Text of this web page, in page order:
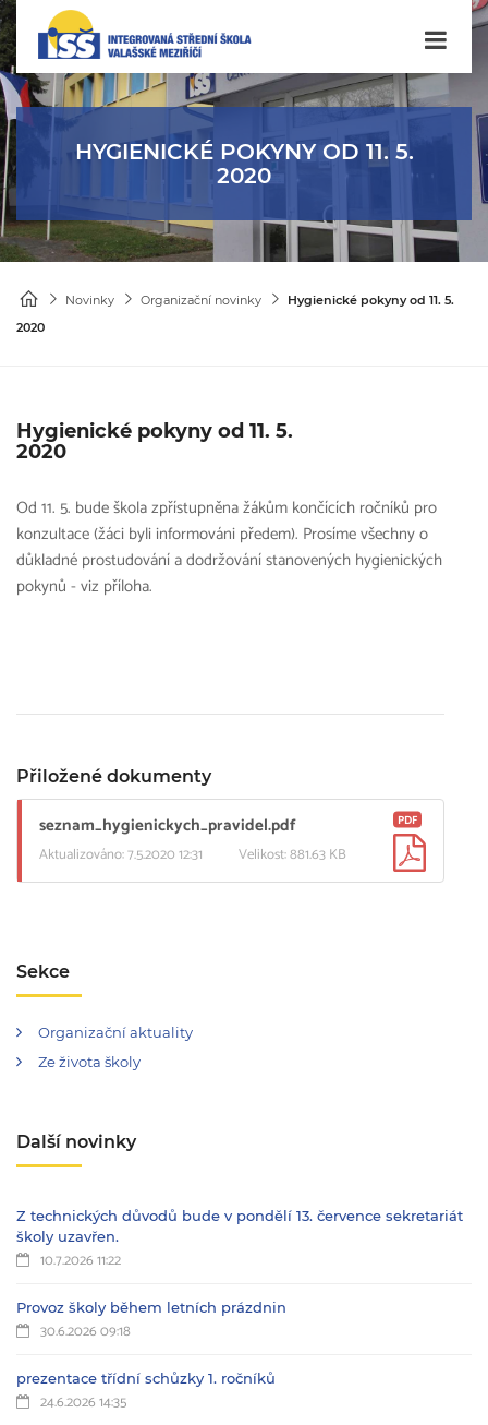
HYGIENICKÉ POKYNY OD 11. 5.
2020
Novinky Organizační novinky
Hygienické pokyny od 11. 5.
2020
Hygienické pokyny od 11. 5.
2020
Od 11. 5. bude škola zpřístupněna žákům končících ročníků pro
konzultace (žáci byli informováni předem). Prosíme všechny o
důkladné prostudování a dodržování stanovených hygienických
pokynů - viz příloha.
Přiložené dokumenty
seznam_hygienickych_pravidel.pdf
Aktualizováno: 7.5.2020 12:31 Velikost: 881.63 KB
PDF
Sekce
Organizační aktuality
Ze života školy
Další novinky
Z technických důvodů bude v pondělí 13. července sekretariát
školy uzavřen.
10.7.2026 11:22
Provoz školy během letních prázdnin
30.6.2026 09:18
prezentace třídní schůzky 1. ročníků
24.6.2026 14:35